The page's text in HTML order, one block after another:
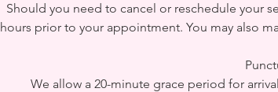
Should you need to cancel or reschedule your
hours prior to your appointment. You may also
We allow a 20-minute grace period for